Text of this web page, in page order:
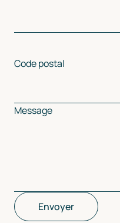
Code postal
Message
Envoyer